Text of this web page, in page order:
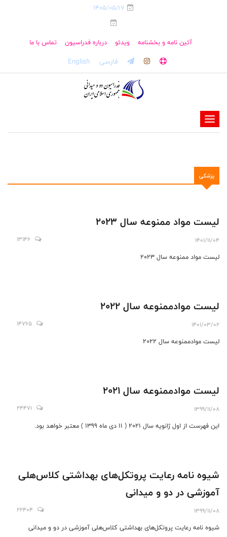
1405/05/17
آئین نامه و بخشنامه ویدئو درباره فدراسیون تماس با ما
فارسی English
-
-
-
-
پزشکی
لیست مواد ممنوعه سال 2023
1401/11/04
13146
لیست مواد ممنوعه سال 2023
لیست موادممنوعه سال 2022
1401/03/02
14765
لیست موادممنوعه سال 2022
لیست موادممنوعه سال ۲۰۲۱
1399/11/08
24471
این فهرست از اول ژانویه سال 2021 ( 11 دی ماه 1399 ) معتبر خواهد بود.
شیوه نامه رعایت پروتکل‌های بهداشتی کلاس‌هلی
آموزشی در دو و میدانی
1399/11/08
22404
شیوه نامه رعایت پروتکل‌های بهداشتی کلاس‌هلی آموزشی در دو و میدانی